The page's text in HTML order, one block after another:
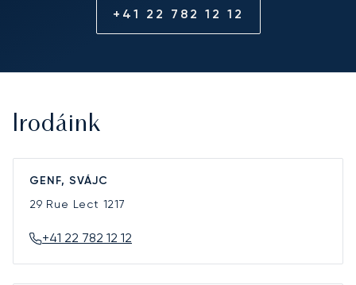
+41 22 782 12 12
Irodáink
GENF, SVÁJC
29 Rue Lect 1217
+41 22 782 12 12